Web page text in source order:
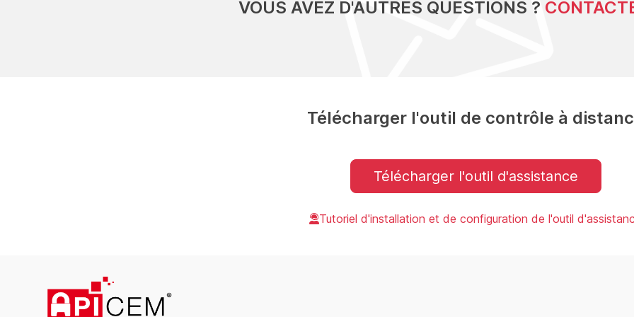
VOUS AVEZ D'AUTRES QUESTIONS ?
Télécharger l'outil de contrôle à
Télécharger l'outil d'assistance
Tutoriel d'installation et de configuration de l'outil